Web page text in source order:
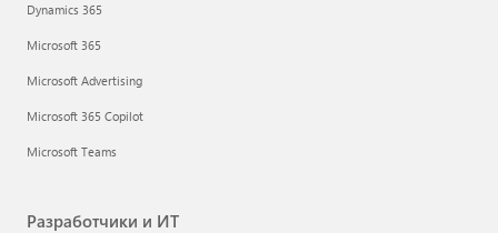
Dynamics 365
Microsoft 365
Microsoft Advertising
Microsoft 365 Copilot
Microsoft Teams
Разработчики и ИТ